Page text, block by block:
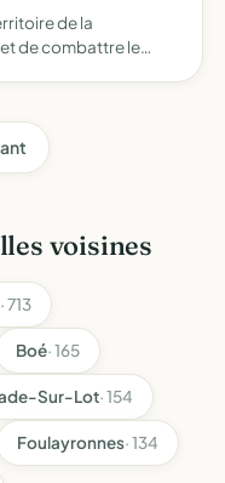
de la
de combattre le
voisines
· 713
Boé· 165
Sur-Lot· 154
Foulayronnes· 134